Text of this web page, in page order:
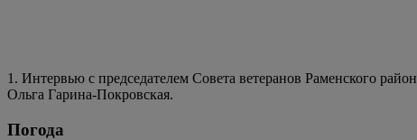
1. Интервью с председателем Совета ветеранов Раменского
Ольга Гарина-Покровская.
Погода